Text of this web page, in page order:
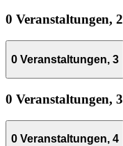
0 Veranstaltungen, 2
0 Veranstaltungen, 3
0 Veranstaltungen, 3
0 Veranstaltungen, 4